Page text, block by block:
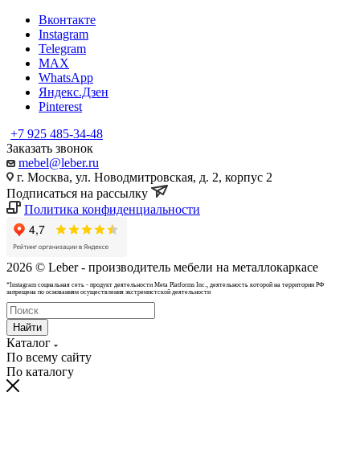
Вконтакте
Instagram
Telegram
MAX
WhatsApp
Яндекс.Дзен
Pinterest
+7 925 485-34-48
Заказать звонок
mebel@leber.ru
г. Москва, ул. Новодмитровская, д. 2, корпус 2
Подписаться на рассылку
Политика конфиденциальности
2026 © Leber - производитель мебели на металлокаркасе
*Instagram cоциальная сеть - продукт деятельности Meta Platforms Inc., деятельность которой на территории РФ
запрещена по основаниям осуществления экстремистской деятельности
Найти
Каталог
По всему сайту
По каталогу